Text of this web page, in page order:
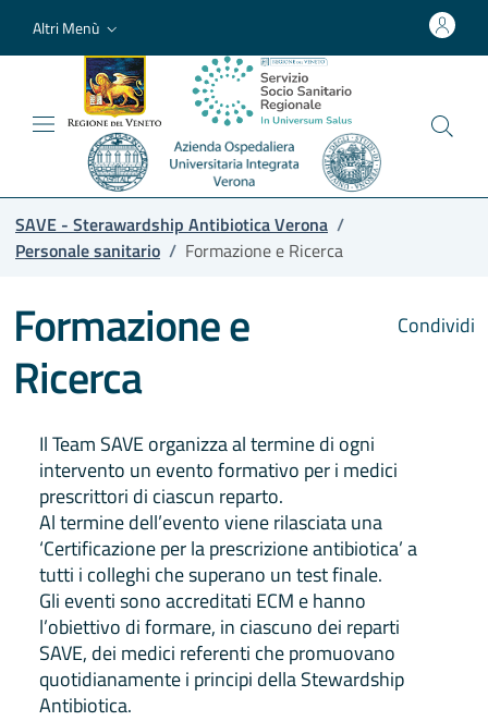
Altri Menù
SAVE - Sterawardship Antibiotica Verona /
Personale sanitario / Formazione e Ricerca
Condividi
Formazione e
Ricerca
Il Team SAVE organizza al termine di ogni
intervento un evento formativo per i medici
prescrittori di ciascun reparto.
Al termine dell’evento viene rilasciata una
‘Certificazione per la prescrizione antibiotica’ a
tutti i colleghi che superano un test finale.
Gli eventi sono accreditati ECM e hanno
l’obiettivo di formare, in ciascuno dei reparti
SAVE, dei medici referenti che promuovano
quotidianamente i principi della Stewardship
Antibiotica.